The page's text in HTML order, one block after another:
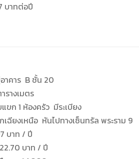
บาทต่อปี
าคาร B ชั้น 20
รางเมตร
ขก 1 ห้องครัว มีระเบียง
เฉียงเหนือ หันไปทางเซ็นทรัล พระราม 9
บาท / ปี
บาท / ปี